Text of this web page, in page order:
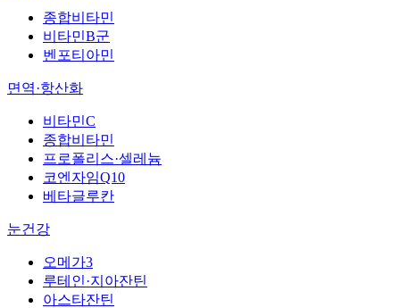
종합비타민
비타민B군
벤포티아민
면역·항산화
비타민C
종합비타민
프로폴리스·셀레늄
코엔자임Q10
베타글루칸
눈건강
오메가3
루테인·지아잔틴
아스타잔틴